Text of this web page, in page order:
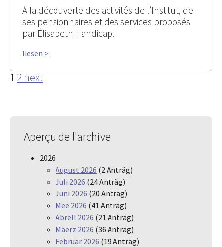
À la découverte des activités de l’Institut, de
ses pensionnaires et des services proposés
par Élisabeth Handicap.
liesen >
1 2 next
Aperçu de l'archive
2026
August 2026 (2 Anträg)
Juli 2026 (24 Anträg)
Juni 2026 (20 Anträg)
Mee 2026 (41 Anträg)
Abrëll 2026 (21 Anträg)
Mäerz 2026 (36 Anträg)
Februar 2026 (19 Anträg)